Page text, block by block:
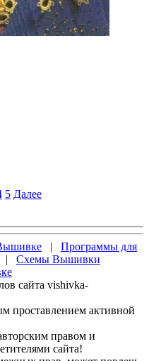
5 Далее
| Программы для
| Схемы Вышивки
сайта vishivka-
проставлением активной
правом и
сайта!